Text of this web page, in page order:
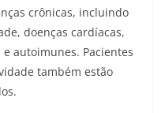
crônicas, incluindo
doenças cardíacas,
autoimunes. Pacientes
também estão